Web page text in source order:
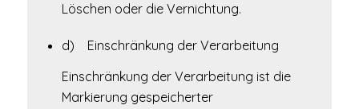
Löschen oder die Vernichtung.
d) Einschränkung der Verarbeitung
Einschränkung der Verarbeitung ist die
Markierung gespeicherter